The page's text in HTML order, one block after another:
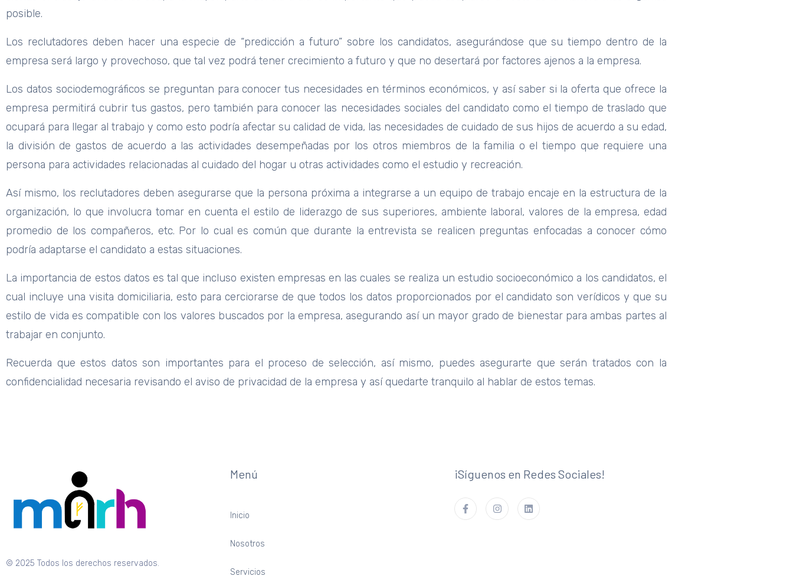
posible.
Los reclutadores deben hacer una especie de “predicción a futuro” sobre los candidatos, asegurándose que su tiempo dentro de la
empresa será largo y provechoso, que tal vez podrá tener crecimiento a futuro y que no desertará por factores ajenos a la empresa.
Los datos sociodemográficos se preguntan para conocer tus necesidades en términos económicos, y así saber si la oferta que ofrece la
empresa permitirá cubrir tus gastos, pero también para conocer las necesidades sociales del candidato como el tiempo de traslado que
ocupará para llegar al trabajo y como esto podría afectar su calidad de vida, las necesidades de cuidado de sus hijos de acuerdo a su edad,
la división de gastos de acuerdo a las actividades desempeñadas por los otros miembros de la familia o el tiempo que requiere una
persona para actividades relacionadas al cuidado del hogar u otras actividades como el estudio y recreación.
Así mismo, los reclutadores deben asegurarse que la persona próxima a integrarse a un equipo de trabajo encaje en la estructura de la
organización, lo que involucra tomar en cuenta el estilo de liderazgo de sus superiores, ambiente laboral, valores de la empresa, edad
promedio de los compañeros, etc. Por lo cual es común que durante la entrevista se realicen preguntas enfocadas a conocer cómo
podría adaptarse el candidato a estas situaciones.
La importancia de estos datos es tal que incluso existen empresas en las cuales se realiza un estudio socioeconómico a los candidatos, el
cual incluye una visita domiciliaria, esto para cerciorarse de que todos los datos proporcionados por el candidato son verídicos y que su
estilo de vida es compatible con los valores buscados por la empresa, asegurando así un mayor grado de bienestar para ambas partes al
trabajar en conjunto.
Recuerda que estos datos son importantes para el proceso de selección, así mismo, puedes asegurarte que serán tratados con la
confidencialidad necesaria revisando el aviso de privacidad de la empresa y así quedarte tranquilo al hablar de estos temas.
© 2025 Todos los derechos reservados.
Menú
Inicio
Nosotros
Servicios
¡Síguenos en Redes Sociales!